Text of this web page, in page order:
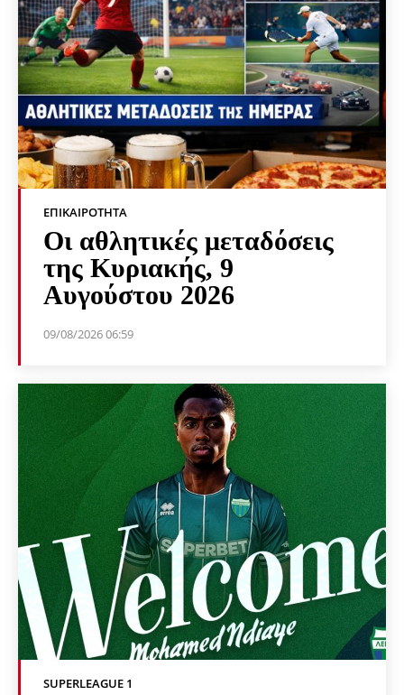
ΕΠΙΚΑΙΡΌΤΗΤΑ
Οι αθλητικές μεταδόσεις
της Κυριακής, 9
Αυγούστου 2026
09/08/2026 06:59
SUPERLEAGUE 1